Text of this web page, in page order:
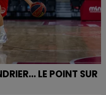
LE POINT SUR